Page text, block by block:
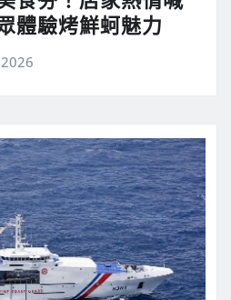
體驗烤鮮蚵魅力